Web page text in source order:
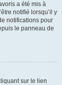
a été mis à
notifié lorsqu’il y
notifications pour
le panneau de
sur le lien